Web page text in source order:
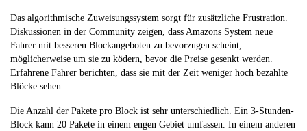
Das algorithmische Zuweisungssystem sorgt für zusätzliche Frustration.
Diskussionen in der Community zeigen, dass Amazons System neue
Fahrer mit besseren Blockangeboten zu bevorzugen scheint,
möglicherweise um sie zu ködern, bevor die Preise gesenkt werden.
Erfahrene Fahrer berichten, dass sie mit der Zeit weniger hoch bezahlte
Blöcke sehen.
Die Anzahl der Pakete pro Block ist sehr unterschiedlich. Ein 3-Stunden-
Block kann 20 Pakete in einem engen Gebiet umfassen. In einem anderen